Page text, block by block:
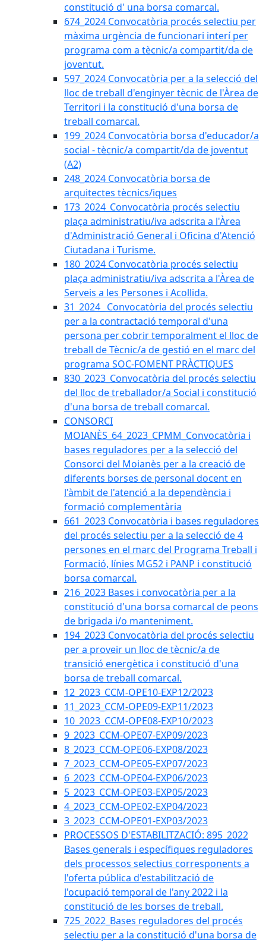
constitució d' una borsa comarcal.
674_2024 Convocatòria procés selectiu per
màxima urgència de funcionari interí per
programa com a tècnic/a compartit/da de
joventut.
597_2024 Convocatòria per a la selecció del
lloc de treball d'enginyer tècnic de l'Àrea de
Territori i la constitució d'una borsa de
treball comarcal.
199_2024 Convocatòria borsa d'educador/a
social - tècnic/a compartit/da de joventut
(A2)
248_2024 Convocatòria borsa de
arquitectes tècnics/iques
173_2024_Convocatòria procés selectiu
plaça administratiu/iva adscrita a l'Àrea
d'Administració General i Oficina d'Atenció
Ciutadana i Turisme.
180_2024 Convocatòria procés selectiu
plaça administratiu/iva adscrita a l'Àrea de
Serveis a les Persones i Acollida.
31_2024_ Convocatòria del procés selectiu
per a la contractació temporal d'una
persona per cobrir temporalment el lloc de
treball de Tècnic/a de gestió en el marc del
programa SOC-FOMENT PRÀCTIQUES
830_2023_Convocatòria del procés selectiu
del lloc de treballador/a Social i constitució
d'una borsa de treball comarcal.
CONSORCI
MOIANÈS_64_2023_CPMM_Convocatòria i
bases reguladores per a la selecció del
Consorci del Moianès per a la creació de
diferents borses de personal docent en
l'àmbit de l'atenció a la dependència i
formació complementària
661_2023 Convocatòria i bases reguladores
del procés selectiu per a la selecció de 4
persones en el marc del Programa Treball i
Formació, línies MG52 i PANP i constitució
borsa comarcal.
216_2023 Bases i convocatòria per a la
constitució d'una borsa comarcal de peons
de brigada i/o manteniment.
194_2023 Convocatòria del procés selectiu
per a proveir un lloc de tècnic/a de
transició energètica i constitució d'una
borsa de treball comarcal.
12_2023_CCM-OPE10-EXP12/2023
11_2023_CCM-OPE09-EXP11/2023
10_2023_CCM-OPE08-EXP10/2023
9_2023_CCM-OPE07-EXP09/2023
8_2023_CCM-OPE06-EXP08/2023
7_2023_CCM-OPE05-EXP07/2023
6_2023_CCM-OPE04-EXP06/2023
5_2023_CCM-OPE03-EXP05/2023
4_2023_CCM-OPE02-EXP04/2023
3_2023_CCM-OPE01-EXP03/2023
PROCESSOS D'ESTABILITZACIÓ: 895_2022
Bases generals i específiques reguladores
dels processos selectius corresponents a
l'oferta pública d'estabilització de
l'ocupació temporal de l'any 2022 i la
constitució de les borses de treball.
725_2022_Bases reguladores del procés
selectiu per a la constitució d'una borsa de